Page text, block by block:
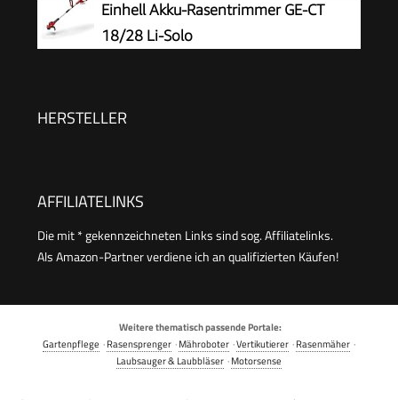
26 cm, im Karton)
Einhell Akku-Rasentrimmer GE-CT
18/28 Li-Solo
HERSTELLER
AFFILIATELINKS
Die mit * gekennzeichneten Links sind sog. Affiliatelinks.
Als Amazon-Partner verdiene ich an qualifizierten Käufen!
Weitere thematisch passende Portale:
Gartenpflege ·Rasensprenger ·Mähroboter ·Vertikutierer ·Rasenmäher ·
Laubsauger & Laubbläser ·Motorsense